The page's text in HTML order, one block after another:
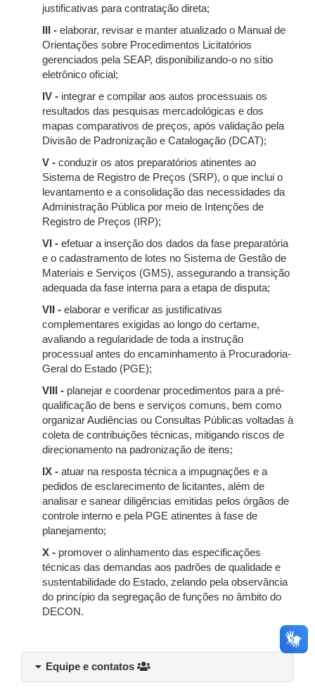
justificativas para contratação direta;
III - elaborar, revisar e manter atualizado o Manual de
Orientações sobre Procedimentos Licitatórios
gerenciados pela SEAP, disponibilizando-o no sítio
eletrônico oficial;
IV - integrar e compilar aos autos processuais os
resultados das pesquisas mercadológicas e dos
mapas comparativos de preços, após validação pela
Divisão de Padronização e Catalogação (DCAT);
V - conduzir os atos preparatórios atinentes ao
Sistema de Registro de Preços (SRP), o que inclui o
levantamento e a consolidação das necessidades da
Administração Pública por meio de Intenções de
Registro de Preços (IRP);
VI - efetuar a inserção dos dados da fase preparatória
e o cadastramento de lotes no Sistema de Gestão de
Materiais e Serviços (GMS), assegurando a transição
adequada da fase interna para a etapa de disputa;
VII - elaborar e verificar as justificativas
complementares exigidas ao longo do certame,
avaliando a regularidade de toda a instrução
processual antes do encaminhamento à Procuradoria-
Geral do Estado (PGE);
VIII - planejar e coordenar procedimentos para a pré-
qualificação de bens e serviços comuns, bem como
organizar Audiências ou Consultas Públicas voltadas à
coleta de contribuições técnicas, mitigando riscos de
direcionamento na padronização de itens;
IX - atuar na resposta técnica a impugnações e a
pedidos de esclarecimento de licitantes, além de
analisar e sanear diligências emitidas pelos órgãos de
controle interno e pela PGE atinentes à fase de
planejamento;
X - promover o alinhamento das especificações
técnicas das demandas aos padrões de qualidade e
sustentabilidade do Estado, zelando pela observância
do princípio da segregação de funções no âmbito do
DECON.
Equipe e contatos